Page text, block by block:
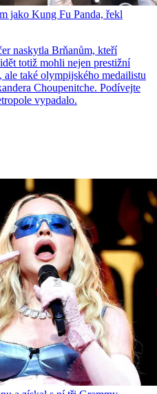
jako Kung Fu Panda, řekl
naskytla Brňanům, kteří
totiž mohli nejen prestižní
ale také olympijského medailistu
Choupenitche. Podívejte
vypadalo.